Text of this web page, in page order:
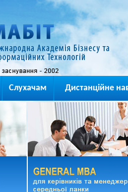
Слухачам Дистанційне